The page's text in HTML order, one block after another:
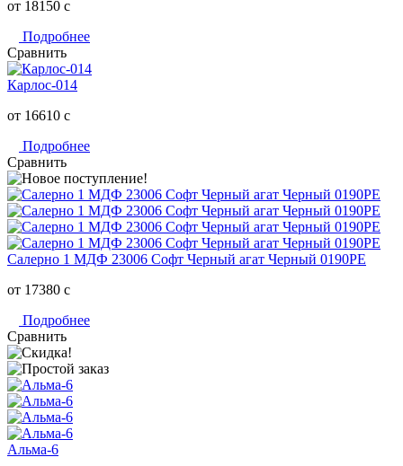
от 18150 c
Подробнее
Сравнить
Карлос-014
от 16610 c
Подробнее
Сравнить
Салерно 1 МДФ 23006 Софт Черный агат Черный 0190РЕ
от 17380 c
Подробнее
Сравнить
Альма-6